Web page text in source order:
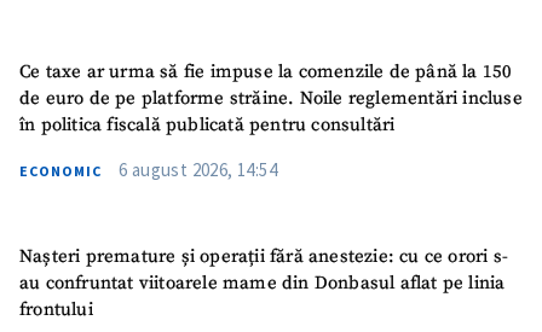
Ce taxe ar urma să fie impuse la comenzile de până la 150
de euro de pe platforme străine. Noile reglementări incluse
în politica fiscală publicată pentru consultări
ECONOMIC 6 august 2026, 14:54
Nașteri premature și operații fără anestezie: cu ce orori s-
au confruntat viitoarele mame din Donbasul aflat pe linia
frontului
Mesajul știrei
+ Mesajul știrei
Sursă anonimă